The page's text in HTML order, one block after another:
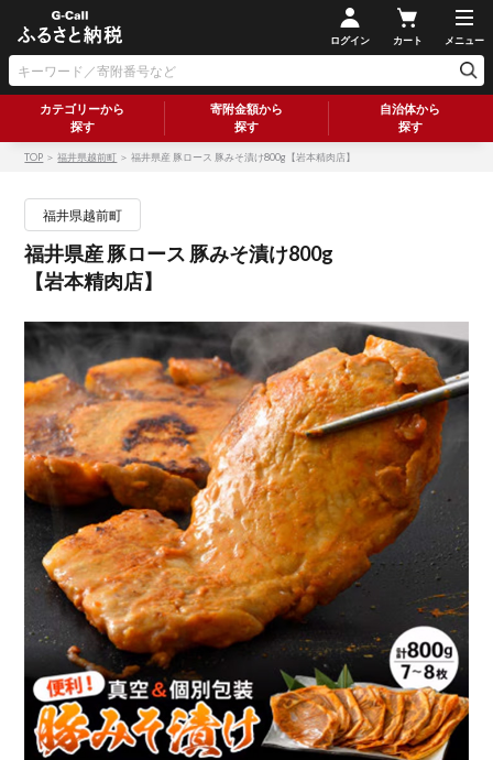
ログイン カート メニュー
カテゴリーから
探す
寄附金額から
探す
自治体から
探す
TOP ＞福井県越前町 ＞ 福井県産 豚ロース 豚みそ漬け800g【岩本精肉店】
福井県越前町
福井県産 豚ロース 豚みそ漬け800g
【岩本精肉店】